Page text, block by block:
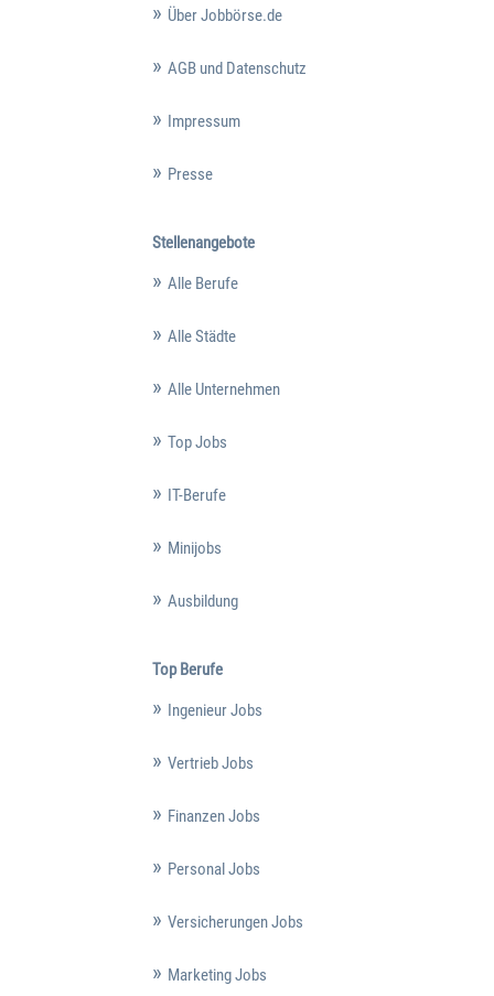
Über Jobbörse.de
AGB und Datenschutz
Impressum
Presse
Stellenangebote
Alle Berufe
Alle Städte
Alle Unternehmen
Top Jobs
IT-Berufe
Minijobs
Ausbildung
Top Berufe
Ingenieur Jobs
Vertrieb Jobs
Finanzen Jobs
Personal Jobs
Versicherungen Jobs
Marketing Jobs